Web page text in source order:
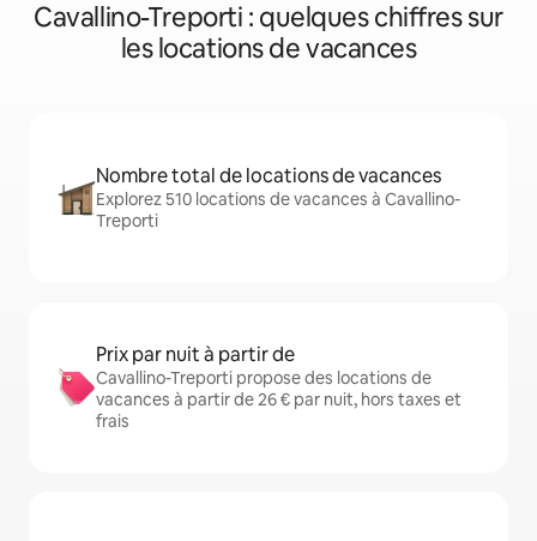
Cavallino-Treporti : quelques chiffres sur
les locations de vacances
Nombre total de locations de vacances
Explorez 510 locations de vacances à Cavallino-
Treporti
Prix par nuit à partir de
Cavallino-Treporti propose des locations de
vacances à partir de 26 € par nuit, hors taxes et
frais